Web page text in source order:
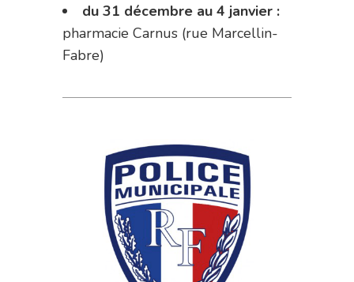
du 31 décembre au 4 janvier :
pharmacie Carnus (rue Marcellin-
Fabre)